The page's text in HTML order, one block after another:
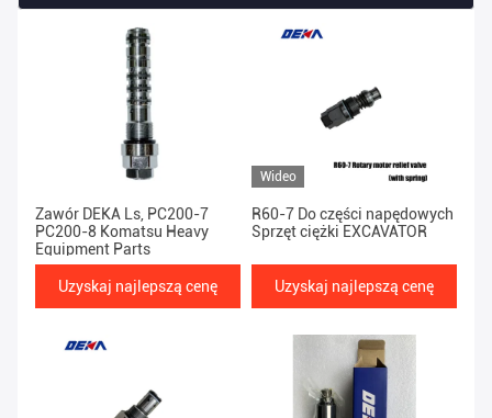
Zawór DEKA Ls, PC200-7
PC200-8 Komatsu Heavy
Equipment Parts
Uzyskaj najlepszą cenę
Wideo
R60-7 Do części napędowych
Sprzęt ciężki EXCAVATOR
Uzyskaj najlepszą cenę